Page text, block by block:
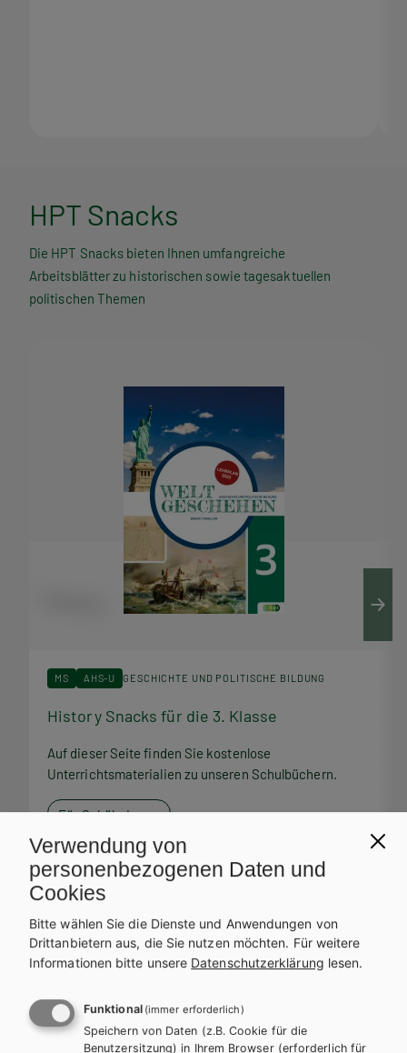
H
P
T
HPT Snacks
Die HPT Snacks bieten Ihnen umfangreiche
Arbeitsblätter zu historischen sowie tagesaktuellen
politischen Themen
MS AHS-U GESCHICHTE UND POLITISCHE BILDUNG
History Snacks für die 3. Klasse
Auf dieser Seite finden Sie kostenlose
Unterrichtsmaterialien zu unseren Schulbüchern.
Für SchülerInnen
Service Team
zur Verfügung.
Verwendung von
personenbezogenen Daten und
Cookies
Bitte wählen Sie die Dienste und Anwendungen von
Drittanbietern aus, die Sie nutzen möchten. Für weitere
Informationen bitte unsere Datenschutzerklärung lesen.
Funktional (immer erforderlich)
Speichern von Daten (z.B. Cookie für die
Benutzersitzung) in Ihrem Browser (erforderlich für